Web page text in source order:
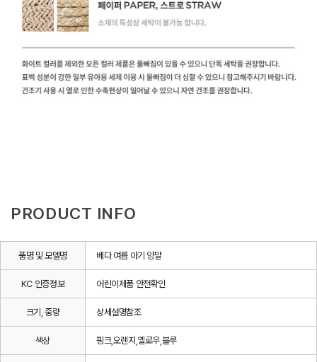
PRODUCT INFO
품명 및 모델명 베다 여름 아기 양말
KC 인증정보 어린이제품 안전확인
크기, 중량 상세설명참조
색상 핑크,오렌지,옐로우,블루